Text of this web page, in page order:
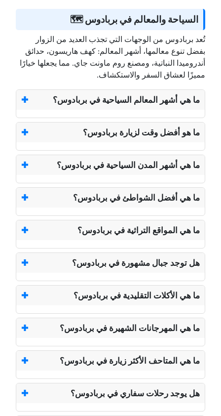
السياحة والمعالم في بربادوس 🗺️
تُعد بربادوس من الوجهات التي تجذب العديد من الزوار
بفضل تنوع معالمها، أشهر المعالم: كهف هاريسون، حدائق
أندروميدا النباتية، ومصنع روم ماونت جاي. مما يجعلها خيارًا
مميزًا لعشاق السفر والاستكشاف.
ما هي أشهر المعالم السياحية في بربادوس؟
ما هو أفضل وقت لزيارة بربادوس؟
ما هي أشهر المدن السياحية في بربادوس؟
ما هي أفضل الشواطئ في بربادوس؟
ما هي المواقع التراثية في بربادوس؟
هل توجد جبال مشهورة في بربادوس؟
ما هي الأكلات التقليدية في بربادوس؟
ما هي المهرجانات الشهيرة في بربادوس؟
ما هي المتاحف الأكثر زيارة في بربادوس؟
هل يوجد رحلات سفاري في بربادوس؟